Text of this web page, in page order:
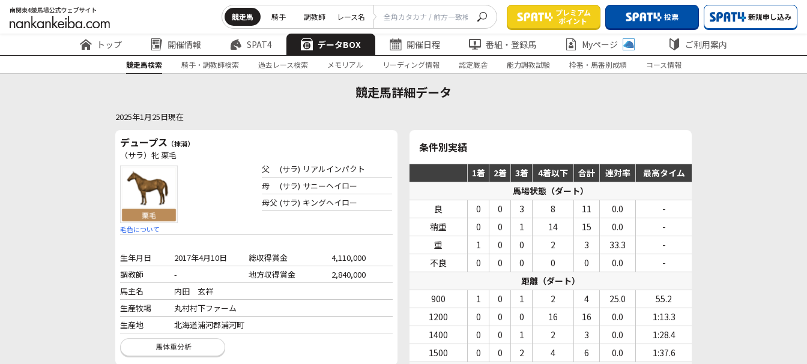
競走馬 騎手 調教師 レース名
プレミアム
ポイント
投票 新規申し込み
トップ 開催情報 SPAT4 データBOX 開催日程 番組・登録馬 Myページ ご利用案内
競走馬検索 騎手・調教師検索 過去レース検索 メモリアル リーディング情報 認定厩舎 能力調教試験 枠番・馬番別成績 コース情報
競走馬詳細データ
2025年1月25日現在
デュープス （抹消）
（サラ）牝 栗毛
毛色について
父 (サラ) リアルインパクト
母
(サラ) サニーヘイロー
母父 (サラ) キングヘイロー
生年月日 2017年4月10日 総収得賞金
4,110,000
調教師
- 地方収得賞金
2,840,000
馬主名
内田 玄祥
生産牧場
丸村村下ファーム
生産地
北海道浦河郡浦河町
条件別実績
1着 2着 3着 4着以下 合計 連対率
最高タイム
馬場状態（ダート）
良
0 0 3 8 11 0.0
-
稍重
0 0 1 14 15 0.0
-
重
1 0 0 2 3 33.3
-
不良
0 0 0 0 0 0.0
-
距離（ダート）
900
1 0 1 2 4 25.0
55.2
1200
0 0 0 16 16 0.0
1:13.3
1400
0 0 1 2 3 0.0
1:28.4
1500
0 0 2 4 6 0.0
1:37.6